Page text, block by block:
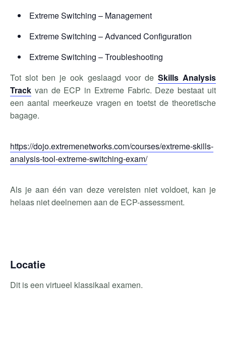
Extreme Switching – Management
Extreme Switching – Advanced Configuration
Extreme Switching – Troubleshooting
Tot slot ben je ook geslaagd voor de Skills Analysis
Track van de ECP in Extreme Fabric. Deze bestaat uit
een aantal meerkeuze vragen en toetst de theoretische
bagage.
https://dojo.extremenetworks.com/courses/extreme-skills-
analysis-tool-extreme-switching-exam/
Als je aan één van deze vereisten niet voldoet, kan je
helaas niet deelnemen aan de ECP-assessment.
Locatie
Dit is een virtueel klassikaal examen.